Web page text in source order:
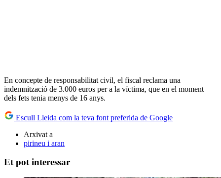
En concepte de responsabilitat civil, el fiscal reclama una
indemnització de 3.000 euros per a la víctima, que en el moment
dels fets tenia menys de 16 anys.
Escull Lleida com la teva font preferida de Google
Arxivat a
pirineu i aran
Et pot interessar